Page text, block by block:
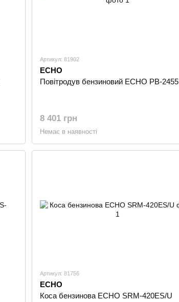
Артикул: 81902
ECHO
Повітродув бензиновий ECHO PB-2455
8 401 грн
Немає в наявності
Артикул: 81756
ECHO
Коса бензинова ECHO SRM-420ES/U